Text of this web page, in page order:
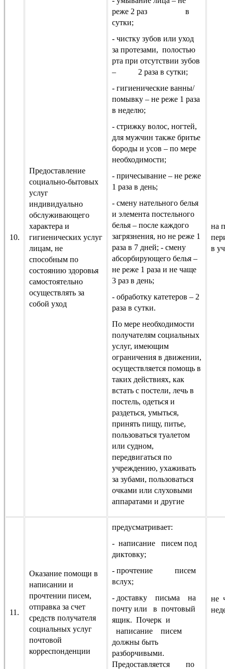
10.
Предоставление
социально-бытовых
услуг
индивидуально
обслуживающего
характера и
гигиенических услуг
лицам, не
способным по
состоянию здоровья
самостоятельно
осуществлять за
собой уход
реже 2 раз в
сутки;
- чистку зубов или уход
за протезами, полостью
рта при отсутствии зубов
– 2 раза в сутки;
- гигиенические ванны/
помывку – не реже 1 раза
в неделю;
- стрижку волос, ногтей,
для мужчин также бритье
бороды и усов – по мере
необходимости;
- причесывание – не реже
1 раза в день;
- смену нательного белья
и элемента постельного
белья – после каждого
загрязнения, но не реже 1
раза в 7 дней; - смену
абсорбирующего белья –
не реже 1 раза и не чаще
3 раз в день;
- обработку катетеров – 2
раза в сутки.
По мере необходимости
получателям социальных
услуг, имеющим
ограничения в движении,
осуществляется помощь в
таких действиях, как
встать с постели, лечь в
постель, одеться и
раздеться, умыться,
принять пищу, питье,
пользоваться туалетом
или судном,
передвигаться по
учреждению, ухаживать
за зубами, пользоваться
очками или слуховыми
аппаратами и другие
на
в
11.
Оказание помощи в
написании и
прочтении писем,
отправка за счет
средств получателя
социальных услуг
почтовой
корреспонденции
предусматривает:
- написание писем под
диктовку;
- прочтение писем
вслух;
- доставку письма на
почту или в почтовый
ящик. Почерк и
написание писем
должны быть
разборчивыми.
Предоставляется по
не